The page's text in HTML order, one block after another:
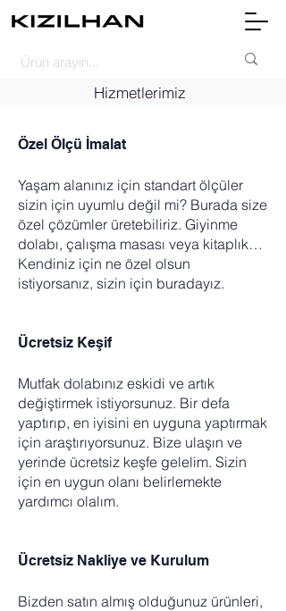
Hizmetlerimiz
Özel Ölçü İmalat
Yaşam alanınız için standart ölçüler
sizin için uyumlu değil mi? Burada size
özel çözümler üretebiliriz. Giyinme
dolabı, çalışma masası veya kitaplık…
Kendiniz için ne özel olsun
istiyorsanız, sizin için buradayız.
Ücretsiz Keşif
Mutfak dolabınız eskidi ve artık
değiştirmek istiyorsunuz. Bir defa
yaptırıp, en iyisini en uyguna yaptırmak
için araştırıyorsunuz. Bize ulaşın ve
yerinde ücretsiz keşfe gelelim. Sizin
için en uygun olanı belirlemekte
yardımcı olalım.
Ücretsiz Nakliye ve Kurulum
Bizden satın almış olduğunuz ürünleri,